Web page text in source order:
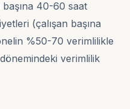
40-60 saat
(çalışan başına
%50-70 verimlilikle
verimlilik